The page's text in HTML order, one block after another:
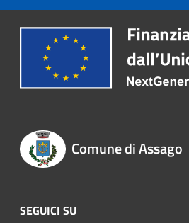
Comune di Assago
SEGUICI SU